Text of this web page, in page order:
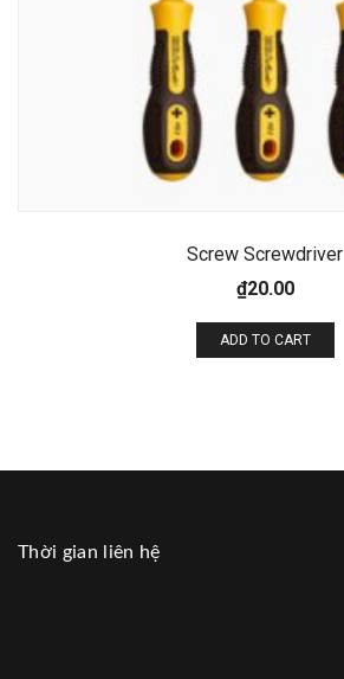
Screw Screwdriver
₫20.00
ADD TO CART
Thời gian liên hệ